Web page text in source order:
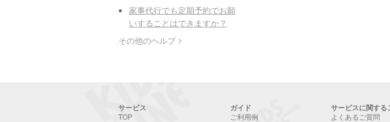
家事代行でも定期予約でお願
いすることはできますか？
その他のヘルプ
サービス
TOP
ガイド
ご利用例
サービスに関する
よくあるご質問